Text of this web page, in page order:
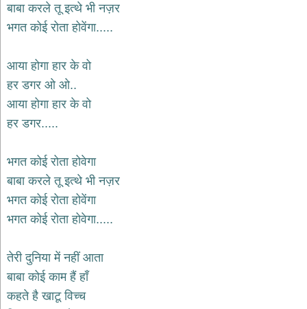
कृष्ण
भजन
krishna
शिव
भजन
bhajans
हनुमान
hanuman
bhajans
साईं
भजन
bhajans
भजन
jain
bhajans
दुर्गा
बाबा करले तू इत्थे भी नज़र
भगत कोई रोता होवेंगा.....
आया होगा हार के वो
हर डगर ओ ओ..
आया होगा हार के वो
हर डगर.....
भगत कोई रोता होवेगा
बाबा करले तू इत्थे भी नज़र
भगत कोई रोता होवेंगा
भगत कोई रोता होवेगा.....
तेरी दुनिया में नहीं आता
बाबा कोई काम हैं हाँ
कहते है खाटू विच्च